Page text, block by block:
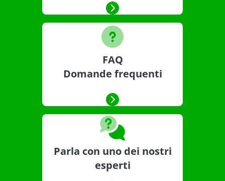
FAQ
Domande frequenti
Parla con uno dei nostri
esperti